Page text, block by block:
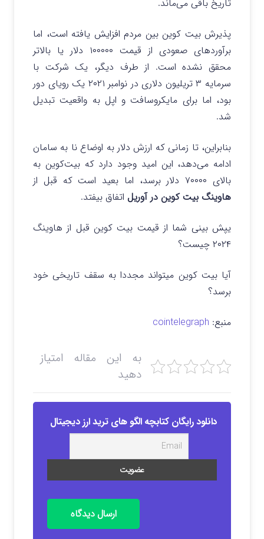
تاریخ باقی می‌ماند.
پذیرش بیت کوین بین مردم افزایش یافته است، اما
برآوردهای صعودی از قیمت ۱۰۰۰۰۰ دلار یا بالاتر
محقق نشده است. از طرف دیگر، یک شرکت با
سرمایه ۳ تریلیون دلاری در نوامبر ۲۰۲۱ یک رویای دور
بود، اما برای مایکروسافت و اپل به واقعیت تبدیل
شد.
بنابراین، تا زمانی که ارزش دلار به اوضاع نا به سامان
ادامه می‌دهد، این امید وجود دارد که بیت‌کوین به
بالای ۷۰۰۰۰ دلار برسد، اما بعید است که قبل از
هاوینگ بیت کوین در آوریل اتفاق بیفتد.
یپش بینی شما از قیمت بیت کوین قبل از هاوینگ
۲۰۲۴ چیست؟
آیا بیت کوین میتواند مجددا به سقف تاریخی خود
برسد؟
منبع: cointelegraph
به این مقاله امتیاز
دهید
دانلود رایگان کتابچه الگو های ترید ارز دیجیتال
ارسال دیدگاه